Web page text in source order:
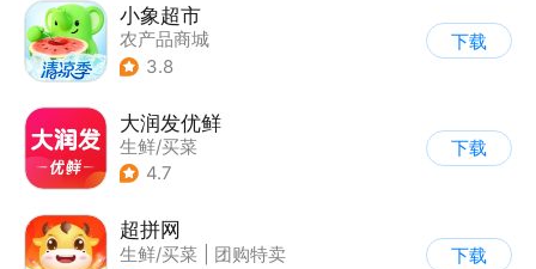
小象超市
农产品商城
3.8
下载
大润发优鲜
生鲜/买菜
4.7
下载
超拼网
生鲜/买菜
团购特卖
下载